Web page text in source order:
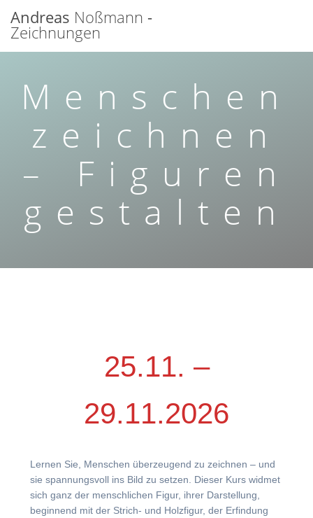
Andreas Noßmann -
Zeichnungen
Menschen
zeichnen
– Figuren
gestalten
25.11. –
29.11.2026
Lernen Sie, Menschen überzeugend zu zeichnen – und
sie spannungsvoll ins Bild zu setzen. Dieser Kurs widmet
sich ganz der menschlichen Figur, ihrer Darstellung,
beginnend mit der Strich- und Holzfigur, der Erfindung